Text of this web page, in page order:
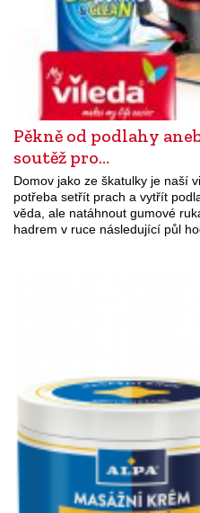
Pěkně od podlahy
soutěž pro…
Domov jako ze škatulky je naší
potřeba setřít prach a vytřít
věda, ale natáhnout gumové
hadrem v ruce následující půl